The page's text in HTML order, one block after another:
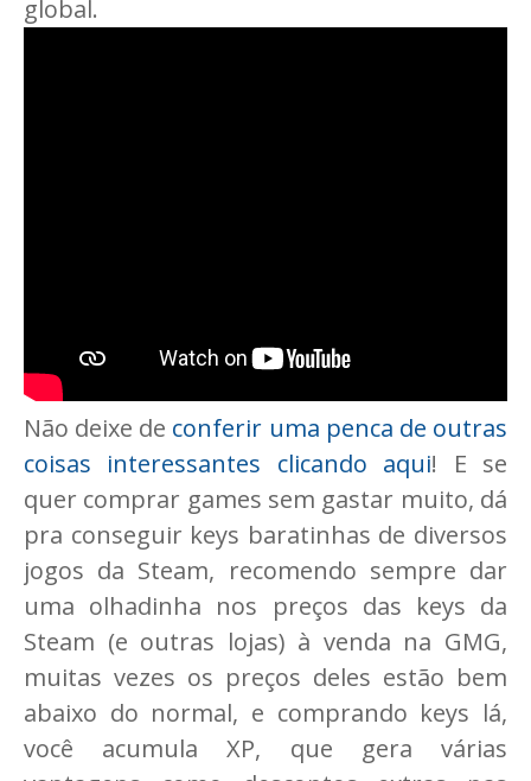
global.
Não deixe de conferir uma penca de outras
coisas interessantes clicando aqui! E se
quer comprar games sem gastar muito, dá
pra conseguir keys baratinhas de diversos
jogos da Steam, recomendo sempre dar
uma olhadinha nos preços das keys da
Steam (e outras lojas) à venda na GMG,
muitas vezes os preços deles estão bem
abaixo do normal, e comprando keys lá,
você acumula XP, que gera várias